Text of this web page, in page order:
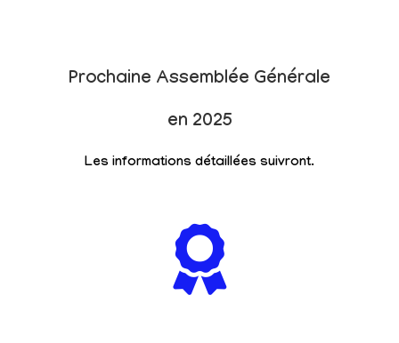
Prochaine Assemblée Générale
en 2025
Les informations détaillées suivront.